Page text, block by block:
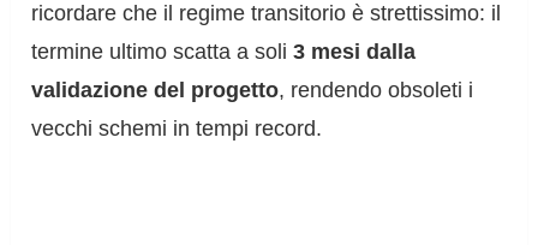
ricordare che il regime transitorio è strettissimo: il
termine ultimo scatta a soli3 mesi dalla
validazione del progetto, rendendo obsoleti i
vecchi schemi in tempi record.